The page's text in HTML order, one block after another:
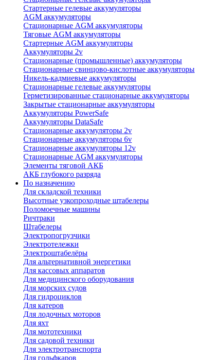
Стартерные гелевые аккумуляторы
AGM аккумуляторы
Стационарные AGM аккумуляторы
Тяговые AGM аккумуляторы
Стартерные AGM аккумуляторы
Аккумуляторы 2v
Стационарные (промышленные) аккумуляторы
Стационарные свинцово-кислотные аккумуляторы
Никель-кадмиевые аккумуляторы
Стационарные гелевые аккумуляторы
Герметизированные стационарные аккумуляторы
Закрытые стационарные аккумуляторы
Аккумуляторы PowerSafe
Аккумуляторы DataSafe
Стационарные аккумуляторы 2v
Стационарные аккумуляторы 6v
Стационарные аккумуляторы 12v
Стационарные AGM аккумуляторы
Элементы тяговой АКБ
АКБ глубокого разряда
По назначению
Для складской техники
Высотные узкопроходные штабелеры
Поломоечные машины
Ричтраки
Штабелеры
Электропогрузчики
Электротележки
Электроштабелёры
Для альтернативной энергетики
Для кассовых аппаратов
Для медицинского оборудования
Для морских судов
Для гидроциклов
Для катеров
Для лодочных моторов
Для яхт
Для мототехники
Для садовой техники
Для электротранспорта
Для гольфкаров